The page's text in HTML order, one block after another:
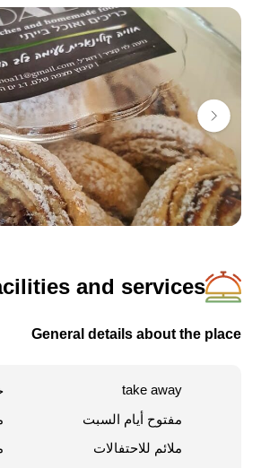
and services
General details about the place
take away
مفتوح أيام السبت
ملائم للاحتفالات